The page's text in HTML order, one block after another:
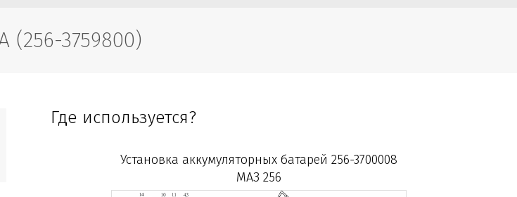
(256-3759800)
Где используется?
Установка аккумуляторных батарей 256-3700008
МАЗ 256